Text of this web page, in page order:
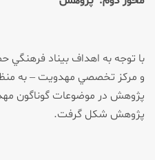
با توجه به اهداف بيناد
و مركز تخصصي مهدويت – به
پژوهش در موضوعات گوناگون
پژوهش شكل گرفت.